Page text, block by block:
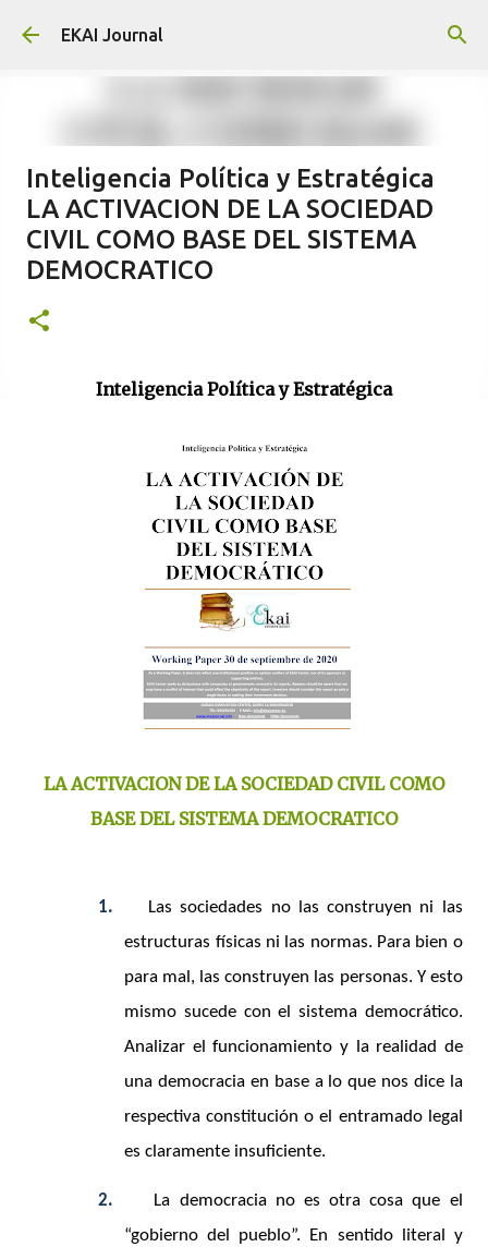
EKAI Journal
Inteligencia Política y Estratégica
LA ACTIVACION DE LA SOCIEDAD
CIVIL COMO BASE DEL SISTEMA
DEMOCRATICO
Inteligencia Política y Estratégica
LA ACTIVACION DE LA SOCIEDAD CIVIL COMO
BASE DEL SISTEMA DEMOCRATICO
1.
Las sociedades no las construyen ni las
estructuras físicas ni las normas. Para bien o
para mal, las construyen las personas. Y esto
mismo sucede con el sistema democrático.
Analizar el funcionamiento y la realidad de
una democracia en base a lo que nos dice la
respectiva constitución o el entramado legal
es claramente insuficiente.
2.
La democracia no es otra cosa que el
“gobierno del pueblo”. En sentido literal y